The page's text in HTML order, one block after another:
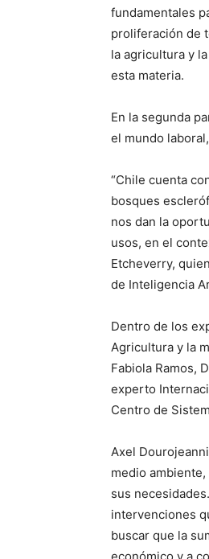
fundamentales
proliferación de
la agricultura y
esta materia.
En la segunda
el mundo
“Chile cuenta
bosques
nos dan la
usos, en el
Etcheverry,
de Inteligencia
Dentro de los
Agricultura y la
Fabiola Ramos,
experto
Centro de
Axel
medio
sus
intervenciones
buscar que la